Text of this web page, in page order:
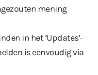
mening
in het ‘Updates’-
is eenvoudig via